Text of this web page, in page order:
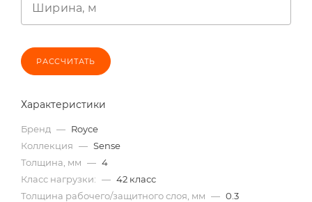
Ширина, м
РАССЧИТАТЬ
Характеристики
Бренд — Royce
Коллекция — Sense
Толщина, мм — 4
Класс нагрузки: — 42 класс
Толщина рабочего/защитного слоя, мм — 0.3